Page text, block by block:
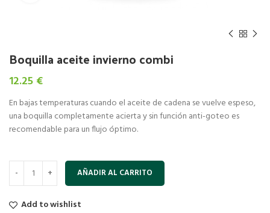
Boquilla aceite invierno combi
12.25 €
En bajas temperaturas cuando el aceite de cadena se vuelve espeso,
una boquilla completamente acierta y sin función anti-goteo es
recomendable para un flujo óptimo.
AÑADIR AL CARRITO
Add to wishlist